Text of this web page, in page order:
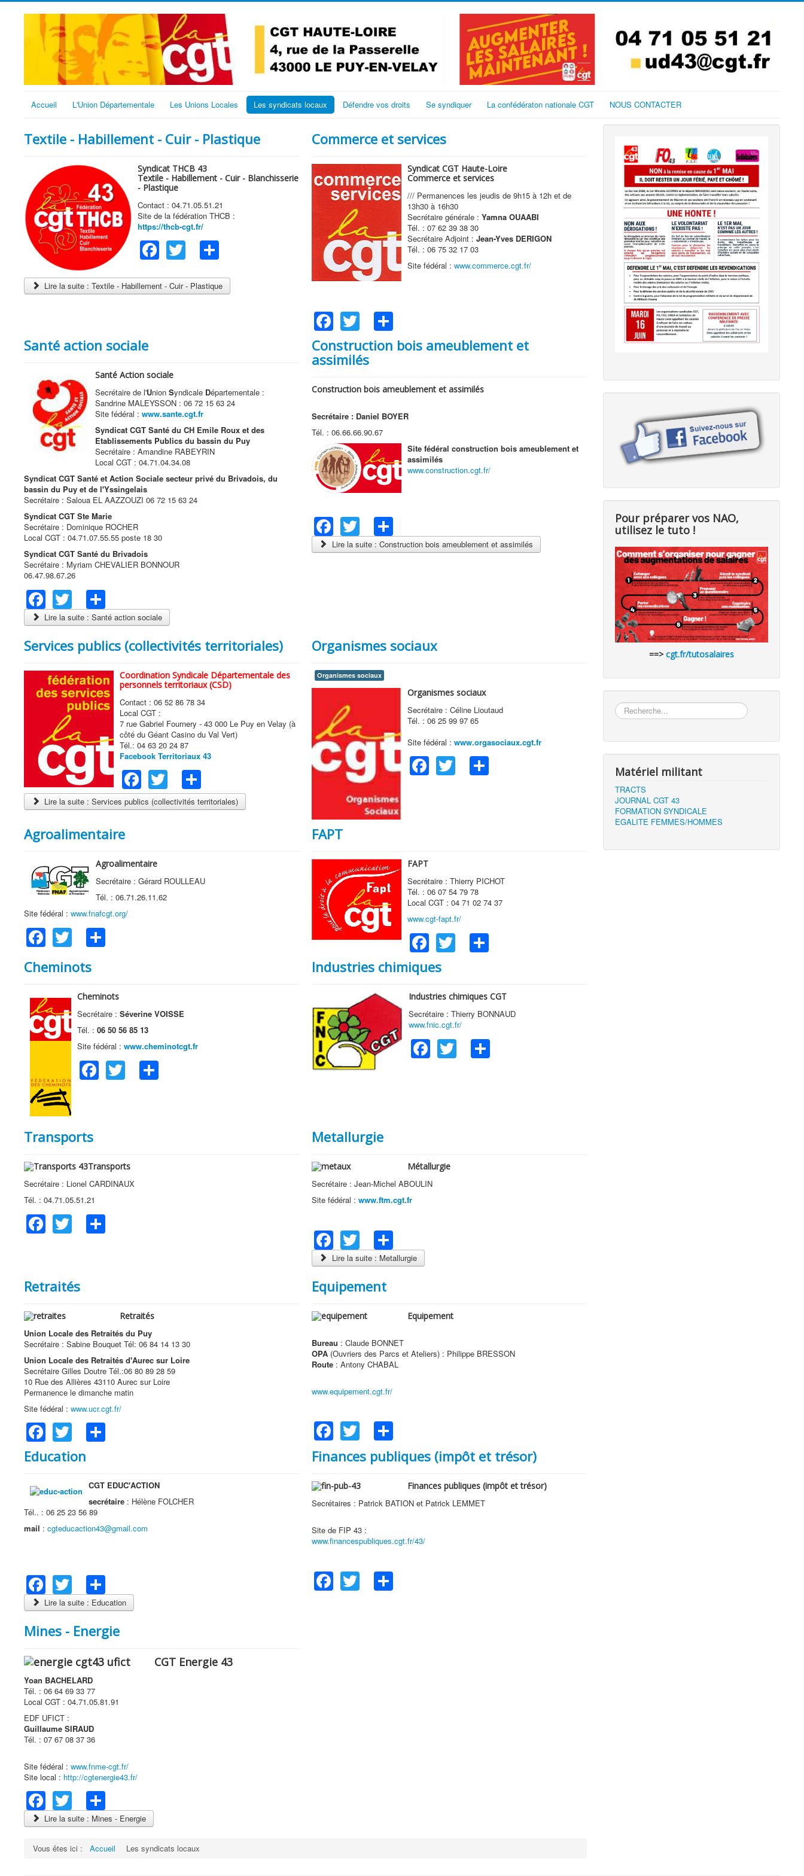
Accueil L'Union Départementale Les Unions Locales Les syndicats locaux Défendre vos droits Se syndiquer La confédératon nationale CGT NOUS CONTACTER
Textile - Habillement - Cuir - Plastique
Syndicat THCB 43
Textile - Habillement - Cuir - Blanchisserie
- Plastique
Contact : 04.71.05.51.21
Site de la fédération THCB :
https://thcb-cgt.fr/
Facebook
Twitter
Lire la suite : Textile - Habillement - Cuir - Plastique
Commerce et services
Syndicat CGT Haute-Loire
Commerce et services
/// Permanences les jeudis de 9h15 à 12h et de
13h30 à 16h30
Secrétaire générale : Yamna OUAABI
Tél. : 07 62 39 38 30
Secrétaire Adjoint : Jean-Yves DERIGON
Tél. : 06 75 32 17 03
Site fédéral : www.commerce.cgt.fr/
Facebook
TwitterShare
Santé action sociale
Santé Action sociale
Secrétaire de l'Union Syndicale Départementale :
Sandrine MALEYSSON : 06 72 15 63 24
Site fédéral : www.sante.cgt.fr
Syndicat CGT Santé du CH Emile Roux et des
Etablissements Publics du bassin du Puy
Secrétaire : Amandine RABEYRIN
Local CGT : 04.71.04.34.08
Syndicat CGT Santé et Action Sociale secteur privé du Brivadois, du
bassin du Puy et de l'Yssingelais
Secrétaire : Saloua EL AAZZOUZI 06 72 15 63 24
Syndicat CGT Ste Marie
Secrétaire : Dominique ROCHER
Local CGT : 04.71.07.55.55 poste 18 30
Syndicat CGT Santé du Brivadois
Secrétaire : Myriam CHEVALIER BONNOUR
06.47.98.67.26
Facebook
Twitter
Lire la suite : Santé action sociale
Construction bois ameublement et
assimilés
Construction bois ameublement et assimilés
Secrétaire : Daniel BOYER
Tél. : 06.66.66.90.67
Site fédéral construction bois ameublement et
assimilés
www.construction.cgt.fr/
Facebook
TwitterShare
Lire la suite : Construction bois ameublement et assimilés
Services publics (collectivités territoriales)
Coordination Syndicale Départementale des
personnels territoriaux (CSD)
Contact : 06 52 86 78 34
Local CGT :
7 rue Gabriel Fournery - 43 000 Le Puy en Velay (à
côté du Géant Casino du Val Vert)
Tél.: 04 63 20 24 87
Facebook Territoriaux 43
Facebook
Twitter
Lire la suite : Services publics (collectivités territoriales)
Organismes sociaux
Organismes sociaux
Organismes sociaux
Secrétaire : Céline Lioutaud
Tél. : 06 25 99 97 65
Site fédéral : www.orgasociaux.cgt.fr
Facebook
TwitterShare
Agroalimentaire
Agroalimentaire
Secrétaire : Gérard ROULLEAU
Tél. : 06.71.26.11.62
Site fédéral : www.fnafcgt.org/
Facebook
Twitter
FAPT
FAPT
Secrétaire : Thierry PICHOT
Tél. : 06 07 54 79 78
Local CGT : 04 71 02 74 37
www.cgt-fapt.fr/
Facebook
TwitterShare
Cheminots
Cheminots
Secrétaire : Séverine VOISSE
Tél. : 06 50 56 85 13
Site fédéral : www.cheminotcgt.fr
Facebook
Twitter
Industries chimiques
Industries chimiques CGT
Secrétaire : Thierry BONNAUD
www.fnic.cgt.fr/
Facebook
TwitterShare
Transports
Transports
Secrétaire : Lionel CARDINAUX
Tél. : 04.71.05.51.21
Facebook
Twitter
Metallurgie
Métallurgie
Secrétaire : Jean-Michel ABOULIN
Site fédéral : www.ftm.cgt.fr
Facebook
TwitterShare
Lire la suite : Metallurgie
Retraités
Retraités
Union Locale des Retraités du Puy
Secrétaire : Sabine Bouquet Tél: 06 84 14 13 30
Union Locale des Retraités d'Aurec sur Loire
Secrétaire Gilles Doutre Tél.:06 80 89 28 59
10 Rue des Allières 43110 Aurec sur Loire
Permanence le dimanche matin
Site fédéral : www.ucr.cgt.fr/
Facebook
Twitter
Equipement
Equipement
Bureau : Claude BONNET
OPA(Ouvriers des Parcs et Ateliers) : Philippe BRESSON
Route: Antony CHABAL
www.equipement.cgt.fr/
Facebook
TwitterShare
Education
CGT EDUC'ACTION
secrétaire : Hélène FOLCHER
Tél.. : 06 25 23 56 89
mail : cgteducaction43@gmail.com
Facebook
Twitter
Lire la suite : Education
Finances publiques (impôt et trésor)
Finances publiques (impôt et trésor)
Secrétaires : Patrick BATION et Patrick LEMMET
Site de FIP 43 :
www.financespubliques.cgt.fr/43/
Facebook
TwitterShare
Mines - Energie
CGT Energie 43
Yoan BACHELARD
Tél. : 06 64 69 33 77
Local CGT : 04.71.05.81.91
EDF UFICT :
Guillaume SIRAUD
Tél. : 07 67 08 37 36
Site fédéral : www.fnme-cgt.fr/
Site local : http://cgtenergie43.fr/
Facebook
Twitter
Lire la suite : Mines - Energie
Vous êtes ici : Accueil Les syndicats locaux
Pour préparer vos NAO,
utilisez le tuto !
==>cgt.fr/tutosalaires
Rechercher
Matériel militant
TRACTS
JOURNAL CGT 43
FORMATION SYNDICALE
EGALITE FEMMES/HOMMES